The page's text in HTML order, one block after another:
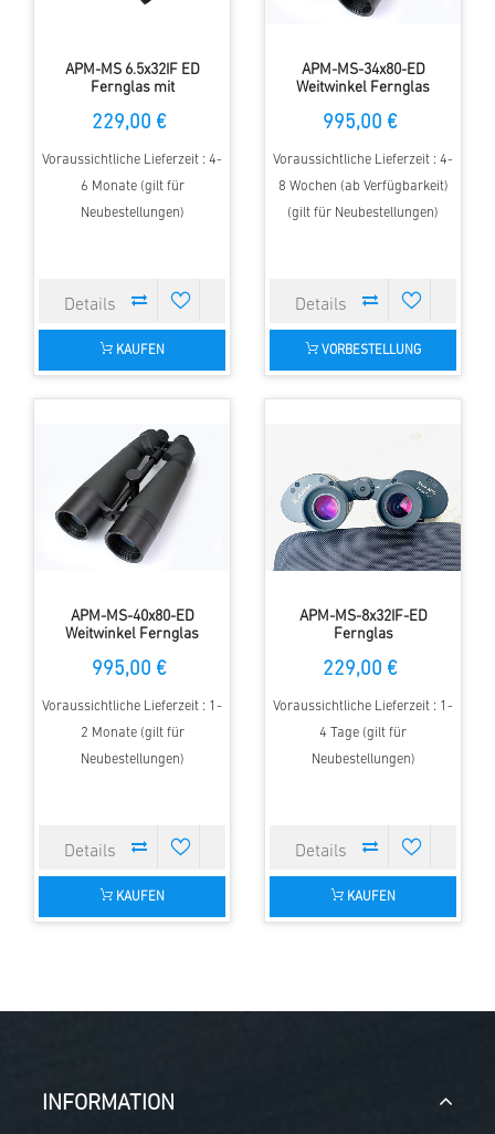
APM-MS 6.5x32IF ED
Fernglas mit
229,00 €
Voraussichtliche Lieferzeit : 4-
6 Monate (gilt für
Neubestellungen)
KAUFEN
APM-MS-34x80-ED
Weitwinkel Fernglas
995,00 €
Voraussichtliche Lieferzeit : 4-
8 Wochen (ab Verfügbarkeit)
(gilt für Neubestellungen)
VORBESTELLUNG
APM-MS-40x80-ED
Weitwinkel Fernglas
995,00 €
Voraussichtliche Lieferzeit : 1-
2 Monate (gilt für
Neubestellungen)
KAUFEN
APM-MS-8x32IF-ED
Fernglas
229,00 €
Voraussichtliche Lieferzeit : 1-
4 Tage (gilt für
Neubestellungen)
KAUFEN
INFORMATION